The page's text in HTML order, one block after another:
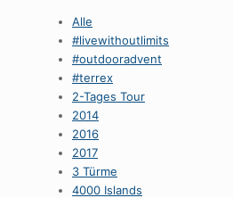
Alle
#livewithoutlimits
#outdooradvent
#terrex
2-Tages Tour
2014
2016
2017
3 Türme
4000 Islands